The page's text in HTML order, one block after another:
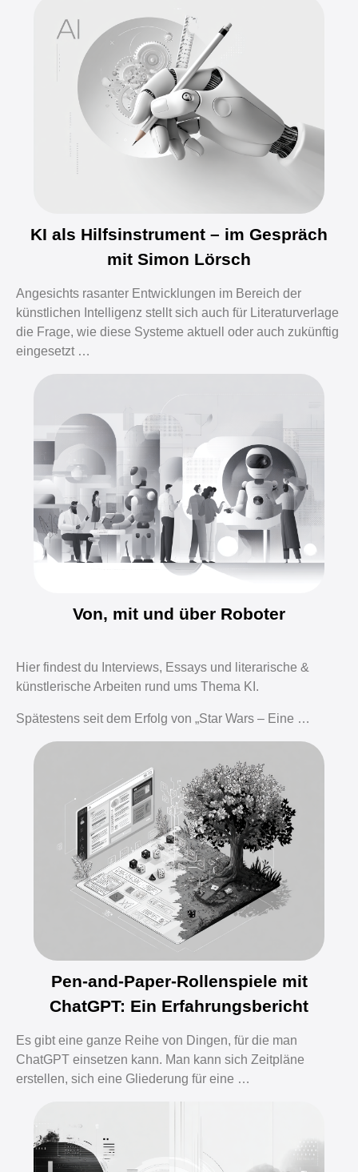
KI als Hilfsinstrument – im Gespräch
mit Simon Lörsch
Angesichts rasanter Entwicklungen im Bereich der
künstlichen Intelligenz stellt sich auch für Literaturverlage
die Frage, wie diese Systeme aktuell oder auch zukünftig
eingesetzt …
Von, mit und über Roboter
Hier findest du Interviews, Essays und literarische &
künstlerische Arbeiten rund ums Thema KI.
Spätestens seit dem Erfolg von „Star Wars – Eine …
Pen-and-Paper-Rollenspiele mit
ChatGPT: Ein Erfahrungsbericht
Es gibt eine ganze Reihe von Dingen, für die man
ChatGPT einsetzen kann. Man kann sich Zeitpläne
erstellen, sich eine Gliederung für eine …